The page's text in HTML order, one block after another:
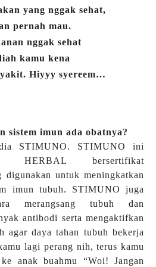
yang nggak sehat,
pernah mau.
nggak sehat
kamu kena
Hiyyy syereem…
sistem imun ada obatnya?
STIMUNO. STIMUNO ini
HERBAL bersertifikat
untuk meningkatkan
imun tubuh. STIMUNO juga
merangsang tubuh dan
antibodi serta mengaktifkan
agar daya tahan tubuh bekerja
lagi perang nih, terus kamu
ke anak buahmu “Woi! Jangan